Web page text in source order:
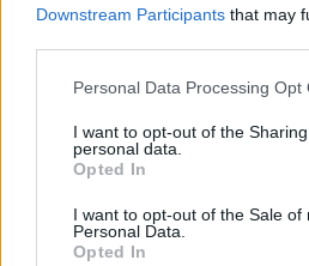
Downstream Participants that may
Personal Data Processing Opt
I want to opt-out of the
personal data.
Opted In
I want to opt-out of the Sale of
Personal Data.
Opted In
problem przez lata był
Popularne